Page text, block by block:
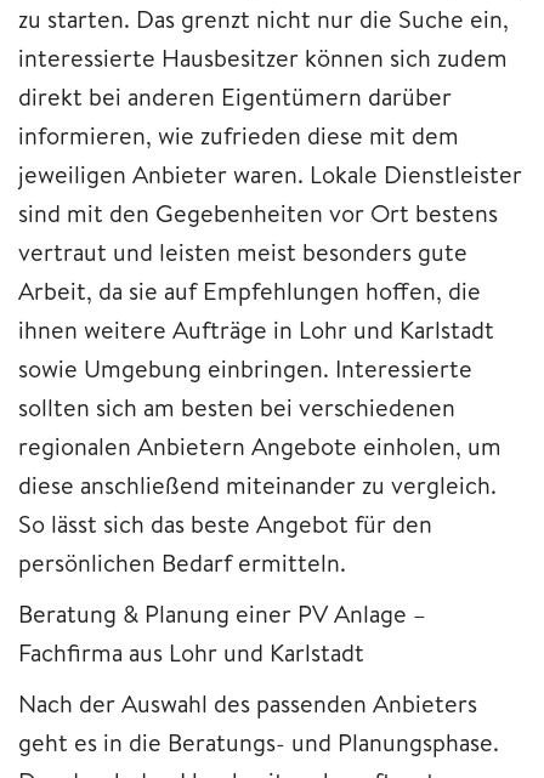
zu starten. Das grenzt nicht nur die Suche ein,
interessierte Hausbesitzer können sich zudem
direkt bei anderen Eigentümern darüber
informieren, wie zufrieden diese mit dem
jeweiligen Anbieter waren. Lokale Dienstleister
sind mit den Gegebenheiten vor Ort bestens
vertraut und leisten meist besonders gute
Arbeit, da sie auf Empfehlungen hoffen, die
ihnen weitere Aufträge in Lohr und Karlstadt
sowie Umgebung einbringen. Interessierte
sollten sich am besten bei verschiedenen
regionalen Anbietern Angebote einholen, um
diese anschließend miteinander zu vergleich.
So lässt sich das beste Angebot für den
persönlichen Bedarf ermitteln.
Beratung & Planung einer PV Anlage –
Fachfirma aus Lohr und Karlstadt
Nach der Auswahl des passenden Anbieters
geht es in die Beratungs- und Planungsphase.